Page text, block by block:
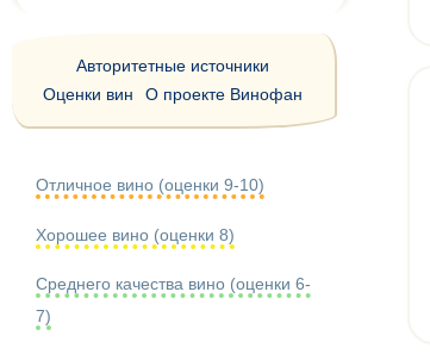
Авторитетные источники
Оценки вин
О проекте Винофан
Отличное вино (оценки 9-10)
Хорошее вино (оценки 8)
Среднего качества вино (оценки 6-
7)